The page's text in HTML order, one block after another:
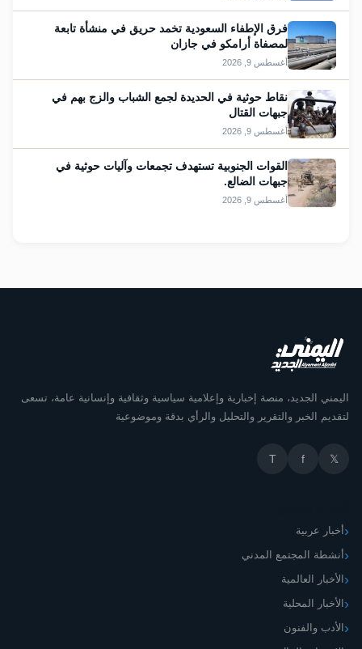
فرق الإطفاء السعودية تخمد حريق في منشأة تابعة
لمصفاة أرامكو في جازان
أغسطس 9, 2026
نقاط حوثية في الحديدة لجمع الشباب والزج بهم في
جبهات القتال
أغسطس 9, 2026
القوات الجنوبية تستهدف تجمعات وآليات حوثية في
جبهات الضالع.
أغسطس 9, 2026
اليمني الجديد، منصة إخبارية وإعلامية سياسية وثقافية وإنسانية عامة، تسعى
لتقديم الخبر والتقرير والتحليل والرأي بدقة وموضوعية
𝕏
f
T
أخبار عربية
أنشطة المجتمع المدني
الأخبار العالمية
الأخبار المحلية
الأدب والفنون